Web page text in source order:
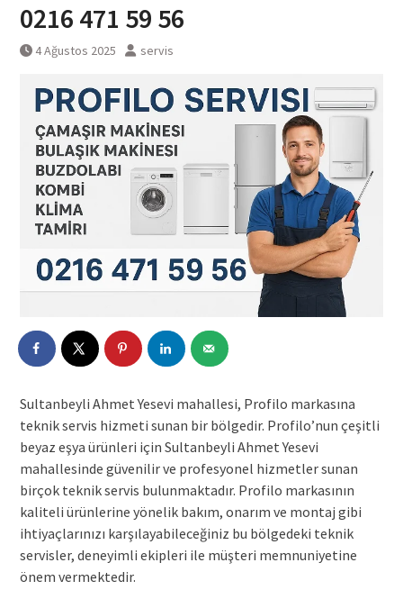
0216 471 59 56
4 Ağustos 2025 servis
Sultanbeyli Ahmet Yesevi mahallesi, Profilo markasına
teknik servis hizmeti sunan bir bölgedir. Profilo’nun çeşitli
beyaz eşya ürünleri için Sultanbeyli Ahmet Yesevi
mahallesinde güvenilir ve profesyonel hizmetler sunan
birçok teknik servis bulunmaktadır. Profilo markasının
kaliteli ürünlerine yönelik bakım, onarım ve montaj gibi
ihtiyaçlarınızı karşılayabileceğiniz bu bölgedeki teknik
servisler, deneyimli ekipleri ile müşteri memnuniyetine
önem vermektedir.